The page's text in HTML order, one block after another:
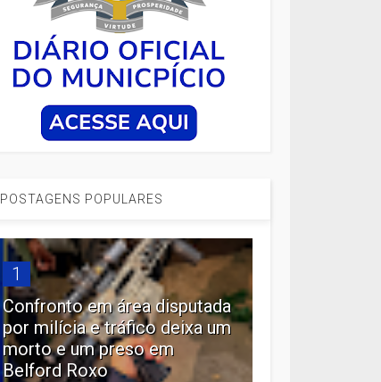
POSTAGENS POPULARES
1
Confronto em área disputada
por milícia e tráfico deixa um
morto e um preso em
Belford Roxo